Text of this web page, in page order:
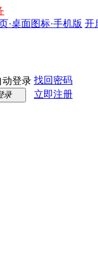
·桌面图标·手机版 开
动登录 找回密码
录
立即注册